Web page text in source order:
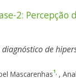
2:
de
Mascarenhas1, ,